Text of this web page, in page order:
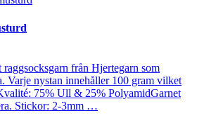
från Hjertegarn som
Varje nystan innehåller 100 gram vilket
75% Ull & 25% PolyamidGarnet
Stickor: 2-3mm …